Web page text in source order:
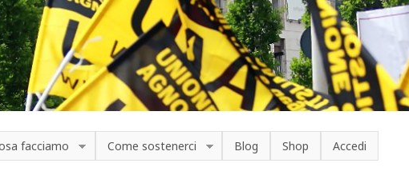
facciamo Come sostenerci Blog Shop Accedi